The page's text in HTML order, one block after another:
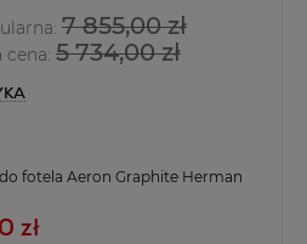
7 855,00 zł
cena: 5 734,00 zł
fotela Aeron Graphite Herman
zł